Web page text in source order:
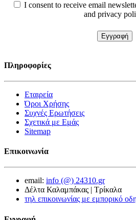
I consent to receive email
and privacy
Πληροφορίες
Εταιρεία
Όροι Χρήσης
Συχνές Ερωτήσεις
Σχετικά με Εμάς
Sitemap
Επικοινωνία
email: info (@) 24310.gr
Δέλτα Καλαμπάκας | Τρίκαλα
τηλ επικοινωνίας με εμπορικό